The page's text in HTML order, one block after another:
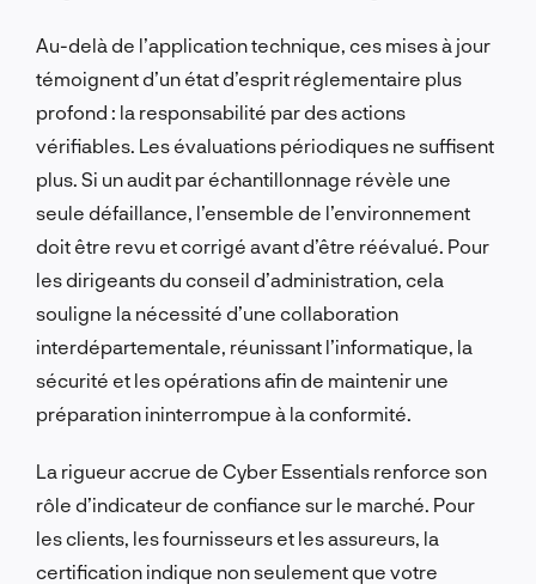
Au-delà de l’application technique, ces mises à jour
témoignent d’un état d’esprit réglementaire plus
profond : la responsabilité par des actions
vérifiables. Les évaluations périodiques ne suffisent
plus. Si un audit par échantillonnage révèle une
seule défaillance, l’ensemble de l’environnement
doit être revu et corrigé avant d’être réévalué. Pour
les dirigeants du conseil d’administration, cela
souligne la nécessité d’une collaboration
interdépartementale, réunissant l’informatique, la
sécurité et les opérations afin de maintenir une
préparation ininterrompue à la conformité.
La rigueur accrue de Cyber Essentials renforce son
rôle d’indicateur de confiance sur le marché. Pour
les clients, les fournisseurs et les assureurs, la
certification indique non seulement que votre